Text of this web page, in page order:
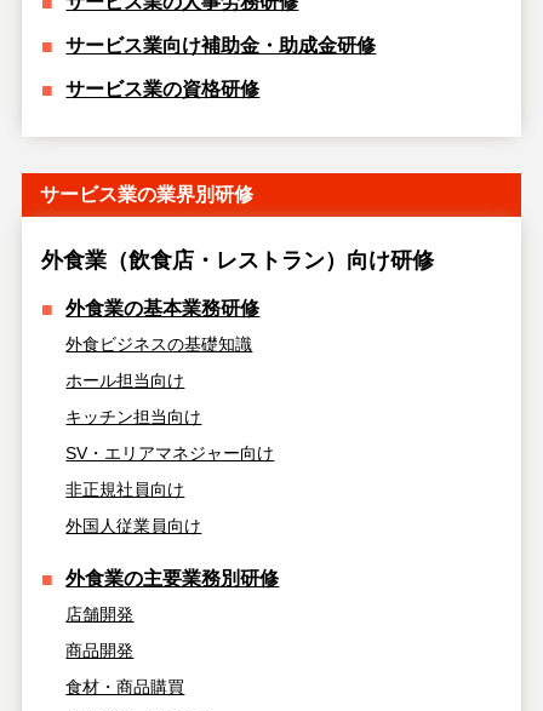
サービス業向け補助金・助成金研修
サービス業の資格研修
サービス業の業界別研修
外食業（飲食店・レストラン）向け研修
外食業の基本業務研修
外食ビジネスの基礎知識
ホール担当向け
キッチン担当向け
SV・エリアマネジャー向け
非正規社員向け
外国人従業員向け
外食業の主要業務別研修
店舗開発
商品開発
食材・商品購買